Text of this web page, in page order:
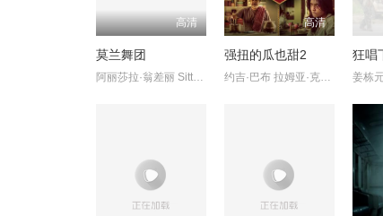
高清
莫兰舞团
阿丽莎拉·翁差丽 SitthiphonDisamoe
高清
强扭的瓜也甜2
约吉·巴布 拉姆亚·克里希南 Karunas 艾西瓦娅·莱克希米 Sreej
狂唱